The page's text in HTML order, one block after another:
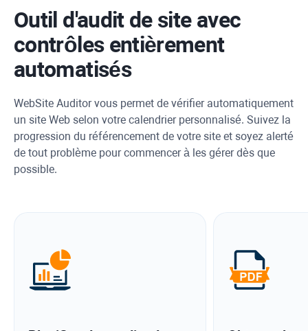
Outil d'audit de site avec
contrôles entièrement
automatisés
WebSite Auditorvous permet de vérifier automatiquement
un site Web selon votre calendrier personnalisé. Suivez la
progression du référencement de votre site et soyez alerté
de tout problème pour commencer à les gérer dès que
possible.